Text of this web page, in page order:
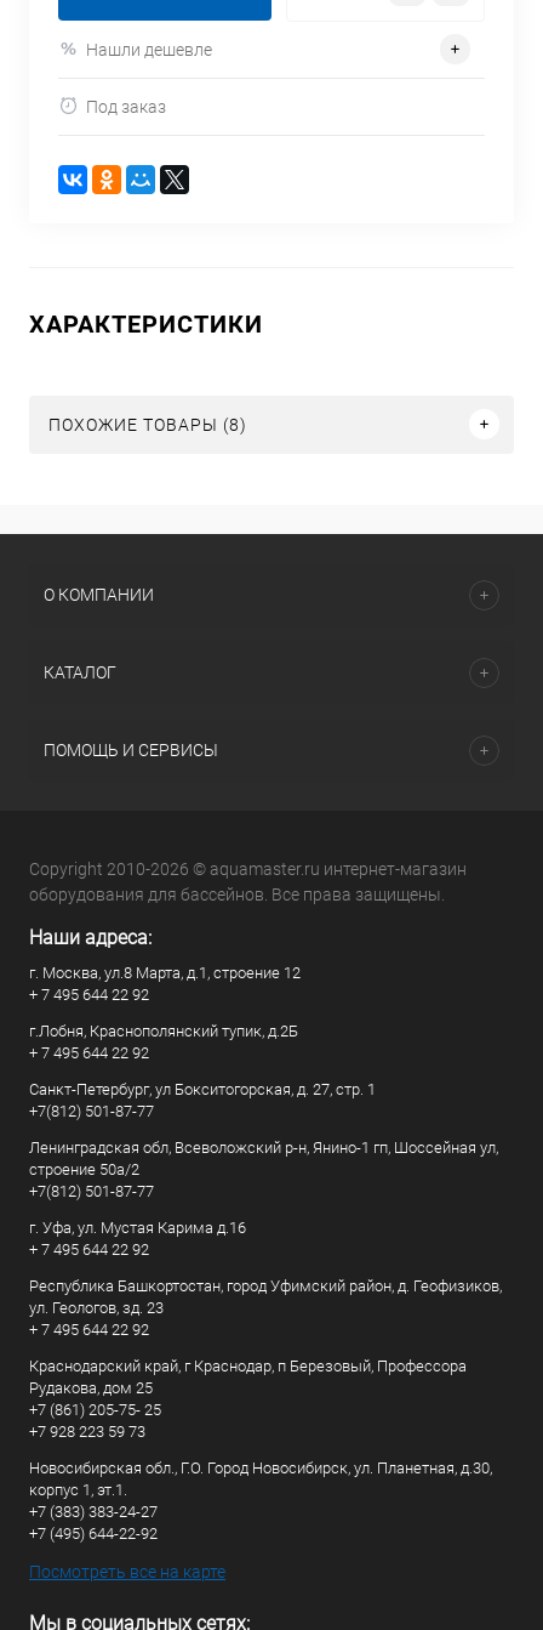
Нашли дешевле
Под заказ
ХАРАКТЕРИСТИКИ
ПОХОЖИЕ ТОВАРЫ (8)
О КОМПАНИИ
КАТАЛОГ
ПОМОЩЬ И СЕРВИСЫ
Copyright 2010-2026 © aquamaster.ru интернет-магазин
оборудования для бассейнов. Все права защищены.
Наши адреса:
г. Москва, ул.8 Марта, д.1, строение 12
+ 7 495 644 22 92
г.Лобня, Краснополянский тупик, д.2Б
+ 7 495 644 22 92
Санкт-Петербург, ул Бокситогорская, д. 27, стр. 1
+7(812) 501-87-77
Ленинградская обл, Всеволожский р-н, Янино-1 гп, Шоссейная ул,
строение 50а/2
+7(812) 501-87-77
г. Уфа, ул. Мустая Карима д.16
+ 7 495 644 22 92
Республика Башкортостан, город Уфимский район, д. Геофизиков,
ул. Геологов, зд. 23
+ 7 495 644 22 92
Краснодарский край, г Краснодар, п Березовый, Профессора
Рудакова, дом 25
+7 (861) 205-75- 25
+7 928 223 59 73
Новосибирская обл., Г.О. Город Новосибирск, ул. Планетная, д.30,
корпус 1, эт.1.
+7 (383) 383-24-27
+7 (495) 644-22-92
Посмотреть все на карте
Мы в социальных сетях: